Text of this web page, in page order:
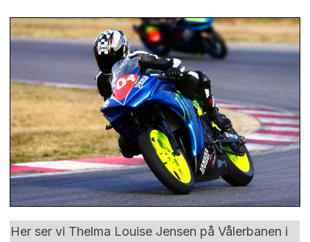
Her ser vi Thelma Louise Jensen på Vålerbanen i